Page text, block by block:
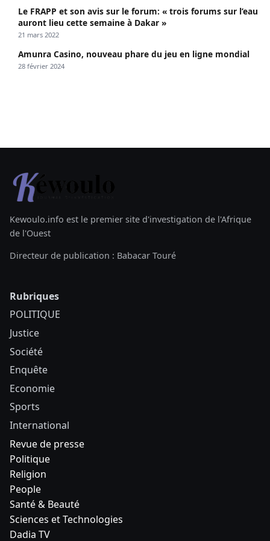
Le FRAPP et son avis sur le forum: « trois forums sur l’eau
auront lieu cette semaine à Dakar »
21 mars 2022
Amunra Casino, nouveau phare du jeu en ligne mondial
28 février 2024
Kewoulo.info est le premier site d'investigation de l'Afrique
de l'Ouest
Directeur de publication : Babacar Touré
Rubriques
POLITIQUE
Justice
Société
Enquête
Economie
Sports
International
Revue de presse
Politique
Religion
People
Santé & Beauté
Sciences et Technologies
Dadia TV